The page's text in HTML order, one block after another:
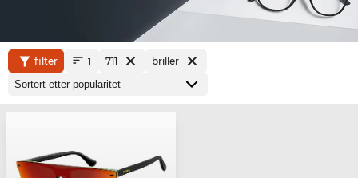
filter 1 711 briller